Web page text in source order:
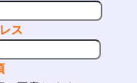
ス